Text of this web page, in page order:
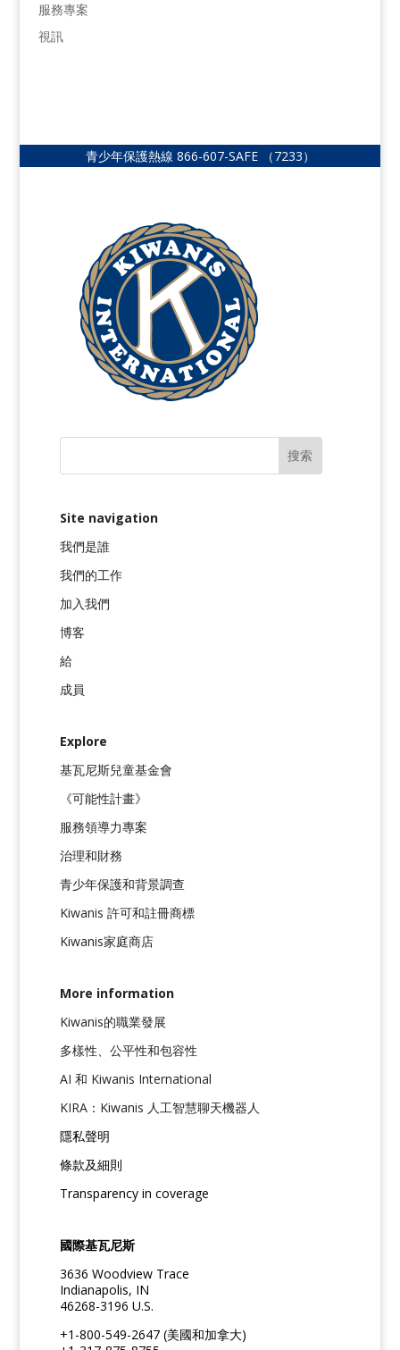
服務專案
視訊
青少年保護熱線 866-607-SAFE （7233）
Site navigation
我們是誰
我們的工作
加入我們
博客
給
成員
Explore
基瓦尼斯兒童基金會
《可能性計畫》
服務領導力專案
治理和財務
青少年保護和背景調查
Kiwanis 許可和註冊商標
Kiwanis家庭商店
More information
Kiwanis的職業發展
多樣性、公平性和包容性
AI 和 Kiwanis International
KIRA：Kiwanis 人工智慧聊天機器人
隱私聲明
條款及細則
Transparency in coverage
國際基瓦尼斯
3636 Woodview Trace
Indianapolis, IN
46268-3196 U.S.
+1-800-549-2647 (美國和加拿大)